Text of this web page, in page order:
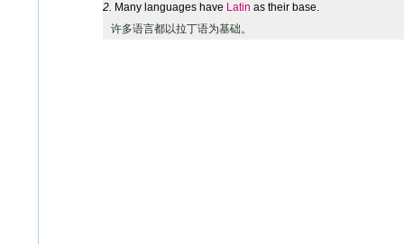
2. Many languages have Latin as their base.
许多语言都以拉丁语为基础。